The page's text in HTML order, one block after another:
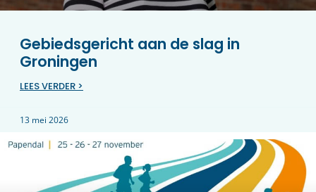
Gebiedsgericht aan de slag in
Groningen
LEES VERDER >
13 mei 2026